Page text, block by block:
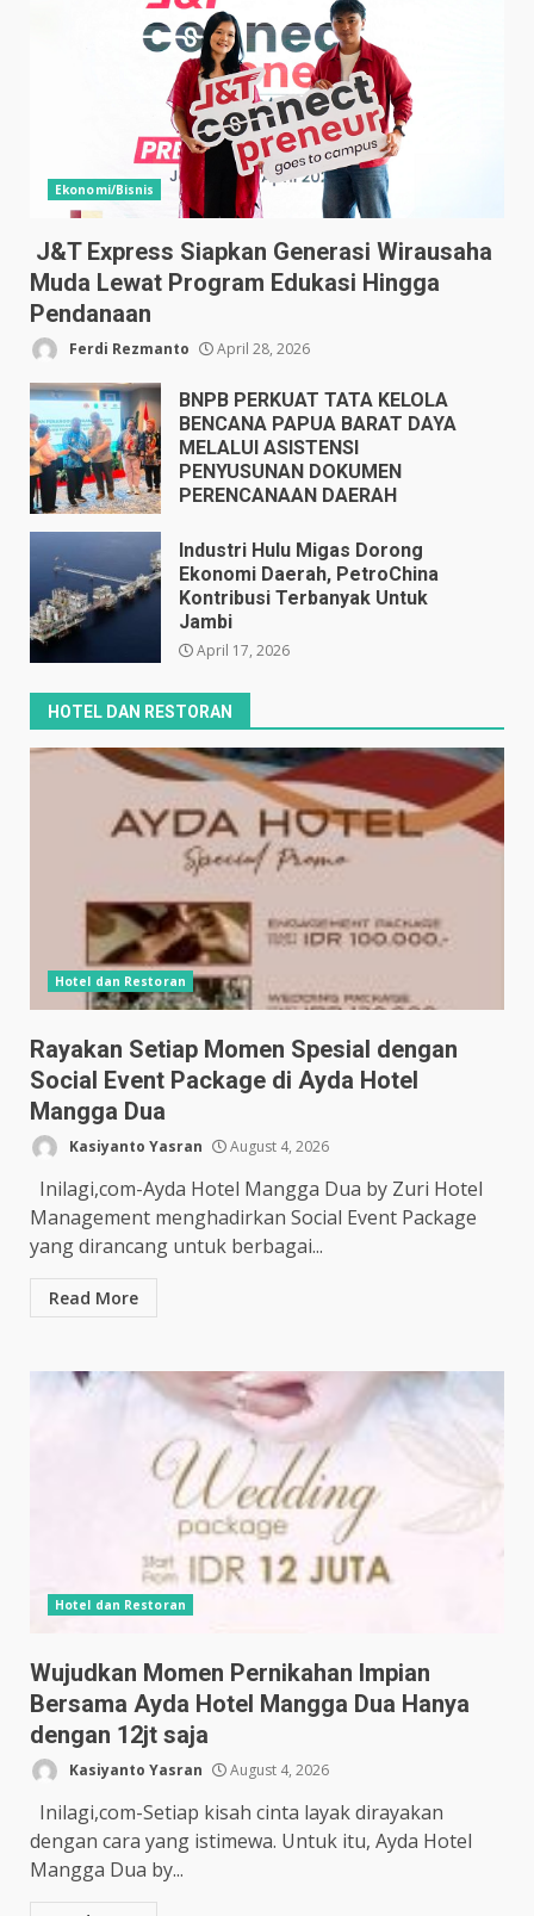
Ekonomi/Bisnis
J&T Express Siapkan Generasi Wirausaha
Muda Lewat Program Edukasi Hingga
Pendanaan
Ferdi Rezmanto April 28, 2026
BNPB PERKUAT TATA KELOLA
BENCANA PAPUA BARAT DAYA
MELALUI ASISTENSI
PENYUSUNAN DOKUMEN
PERENCANAAN DAERAH
Industri Hulu Migas Dorong
Ekonomi Daerah, PetroChina
Kontribusi Terbanyak Untuk
Jambi
April 17, 2026
HOTEL DAN RESTORAN
Hotel dan Restoran
Rayakan Setiap Momen Spesial dengan
Social Event Package di Ayda Hotel
Mangga Dua
Kasiyanto Yasran August 4, 2026
Inilagi,com-Ayda Hotel Mangga Dua by Zuri Hotel
Management menghadirkan Social Event Package
yang dirancang untuk berbagai...
Read More
Hotel dan Restoran
Wujudkan Momen Pernikahan Impian
Bersama Ayda Hotel Mangga Dua Hanya
dengan 12jt saja
Kasiyanto Yasran August 4, 2026
Inilagi,com-Setiap kisah cinta layak dirayakan
dengan cara yang istimewa. Untuk itu, Ayda Hotel
Mangga Dua by...